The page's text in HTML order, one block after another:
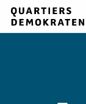
Skip
main